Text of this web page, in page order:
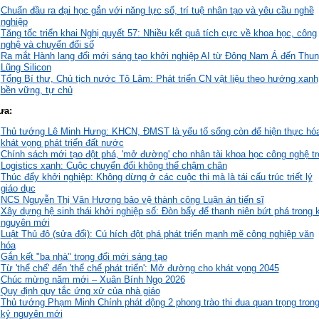
Chuẩn đầu ra đại học gắn với năng lực số, trí tuệ nhân tạo và yêu cầu nghề
nghiệp
Tăng tốc triển khai Nghị quyết 57: Nhiều kết quả tích cực về khoa học, công
nghệ và chuyển đổi số
Ra mắt Hành lang đổi mới sáng tạo khởi nghiệp AI từ Đông Nam Á đến
Lũng Silicon
Tổng Bí thư, Chủ tịch nước Tô Lâm: Phát triển CN vật liệu theo hướng
bền vững, tự chủ
Thủ tướng Lê Minh Hưng: KHCN, ĐMST là yếu tố sống còn để hiện thực
khát vọng phát triển đất nước
Chính sách mới tạo đột phá, 'mở đường' cho nhân tài khoa học công nghệ
Logistics xanh: Cuộc chuyển đổi không thể chậm chân
Thúc đẩy khởi nghiệp: Không dừng ở các cuộc thi mà là tái cấu trúc triết lý
giáo dục
NCS Nguyễn Thị Vân Hương bảo vệ thành công Luận án tiến sĩ
Xây dựng hệ sinh thái khởi nghiệp số: Đòn bẩy để thanh niên bứt phá trong
nguyên mới
Luật Thủ đô (sửa đổi): Cú hích đột phá phát triển mạnh mẽ công nghiệp văn
hóa
Gắn kết "ba nhà" trong đổi mới sáng tạo
Từ 'thể chế' đến 'thể chế phát triển': Mở đường cho khát vọng 2045
Chúc mừng năm mới – Xuân Bính Ngọ 2026
Quy định quy tắc ứng xử của nhà giáo
Thủ tướng Phạm Minh Chính phát động 2 phong trào thi đua quan trọng trong
kỷ nguyên mới